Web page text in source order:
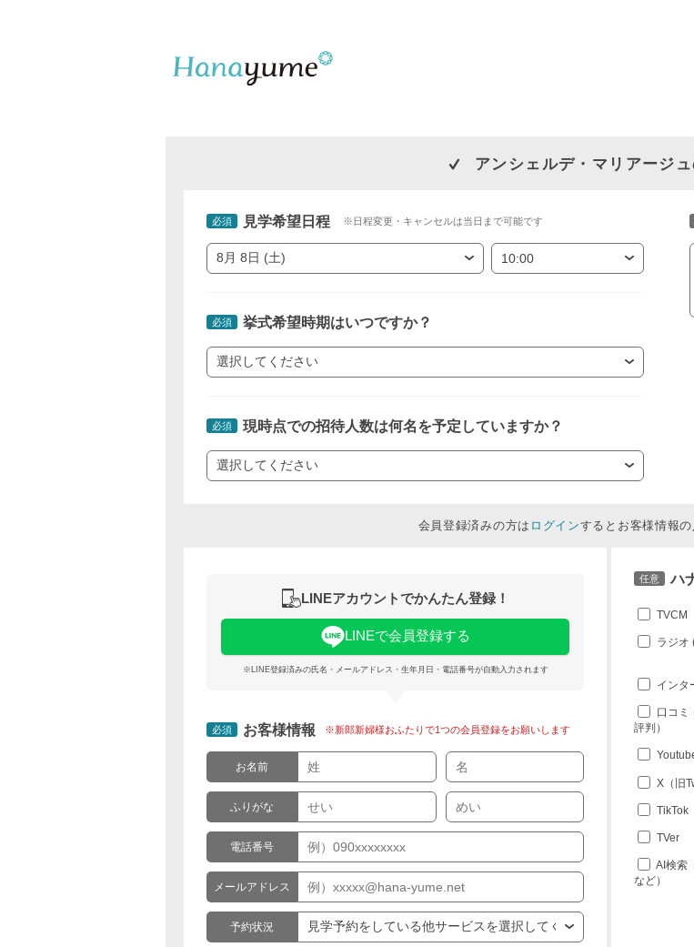
アンシェルデ・マリアージ
必須 見学希望日程 ※日程変更・キャンセルは当日まで可能です
必須 挙式希望時期はいつですか？
必須 現時点での招待人数は何名を予定していますか？
会員登録済みの方は ログインするとお客様情報
LINEアカウントでかんたん登録！
LINEで会員登録する
※LINE登録済みの氏名・メールアドレス・生年月日・電話番号が自動入力されます
必須 お客様情報 ※新郎新婦様おふたりで1つの会員登録をお願いします
お名前
ふりがな
電話番号
メールアドレス
予約状況
任意 ハ
TVCM
ラジオ
インタ
口コミ
評判）
X（旧
TikTok
TVer
AI検索
など）